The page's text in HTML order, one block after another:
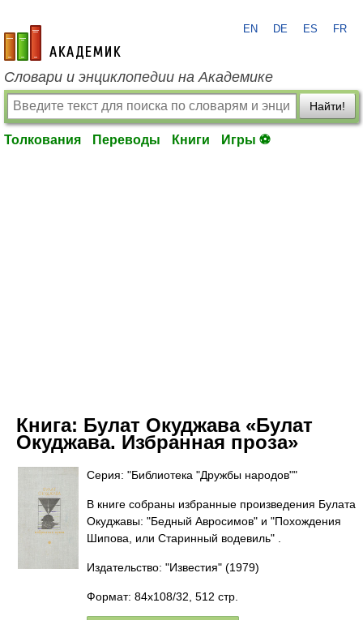
academic.ru
EN DE ES FR
Словари и энциклопедии на Академике
Найти!
Толкования Переводы Книги Игры ⚽
Книга: Булат Окуджава «Булат
Окуджава. Избранная проза»
Серия: "Библиотека "Дружбы народов""
В книге собраны избранные произведения Булата
Окуджавы: "Бедный Авросимов" и "Похождения
Шипова, или Старинный водевиль" .
Издательство: "Известия" (1979)
Формат: 84x108/32, 512 стр.